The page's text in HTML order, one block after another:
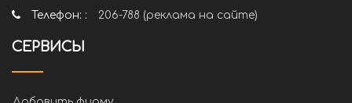
Телефон: :
206-788 (реклама на сайте)
СЕРВИСЫ